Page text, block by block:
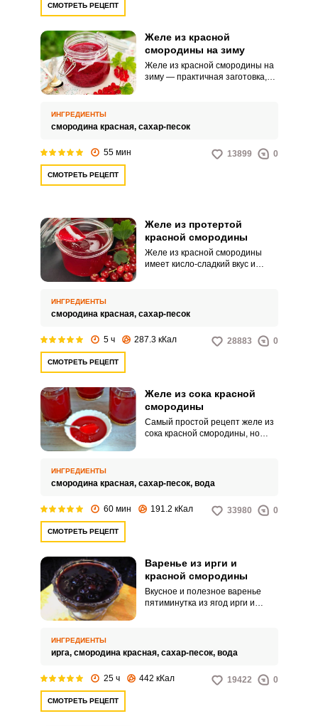
СМОТРЕТЬ РЕЦЕПТ
Желе из красной
смородины на зиму
Желе из красной смородины на
зиму — практичная заготовка,
механических повреждений и
признаков порчи; слегка
кислотности, перезревшие
этому рецепту, получается
очень густым, ярким и вкусным.
ИНГРЕДИЕНТЫ
смородина красная, сахар-песок
55 мин 13899 0
СМОТРЕТЬ РЕЦЕПТ
Желе из протертой
красной смородины
Желе из красной смородины
имеет кисло-сладкий вкус и
манипуляций не потребуется.
ИНГРЕДИЕНТЫ
смородина красная, сахар-песок
5 ч 287.3 кКал 28883 0
СМОТРЕТЬ РЕЦЕПТ
Желе из сока красной
смородины
Самый простой рецепт желе из
сока красной смородины, но
семейное чаепитие и любую
выпечку.
ИНГРЕДИЕНТЫ
смородина красная, сахар-песок, вода
60 мин 191.2 кКал 33980 0
СМОТРЕТЬ РЕЦЕПТ
Варенье из ирги и
красной смородины
Вкусное и полезное варенье
пятиминутка из ягод ирги и
ИНГРЕДИЕНТЫ
ирга, смородина красная, сахар-песок, вода
25 ч 442 кКал 19422 0
СМОТРЕТЬ РЕЦЕПТ